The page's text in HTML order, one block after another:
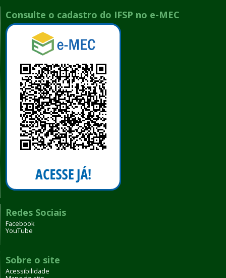
Consulte o cadastro do IFSP no e-MEC
Redes Sociais
Facebook
YouTube
Sobre o site
Acessibilidade